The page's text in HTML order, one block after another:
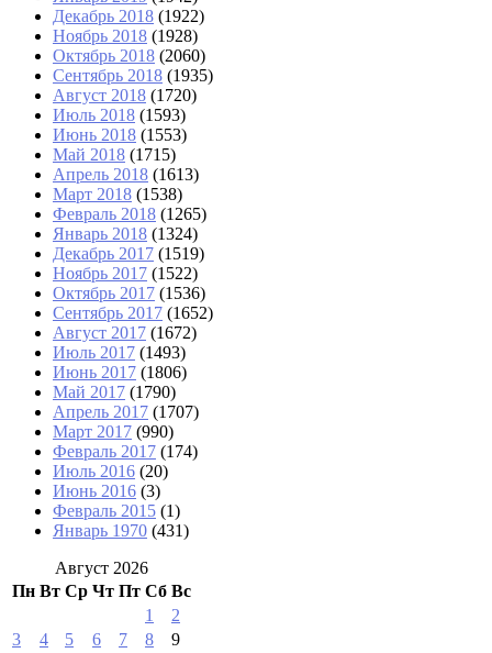
Декабрь 2018 (1922)
Ноябрь 2018 (1928)
Октябрь 2018 (2060)
Сентябрь 2018 (1935)
Август 2018 (1720)
Июль 2018 (1593)
Июнь 2018 (1553)
Май 2018 (1715)
Апрель 2018 (1613)
Март 2018 (1538)
Февраль 2018 (1265)
Январь 2018 (1324)
Декабрь 2017 (1519)
Ноябрь 2017 (1522)
Октябрь 2017 (1536)
Сентябрь 2017 (1652)
Август 2017 (1672)
Июль 2017 (1493)
Июнь 2017 (1806)
Май 2017 (1790)
Апрель 2017 (1707)
Март 2017 (990)
Февраль 2017 (174)
Июль 2016 (20)
Июнь 2016 (3)
Февраль 2015 (1)
Январь 1970 (431)
Август 2026
Пн Вт Ср Чт Пт Сб Вс
1
2
3
4 5 6 7 8
9